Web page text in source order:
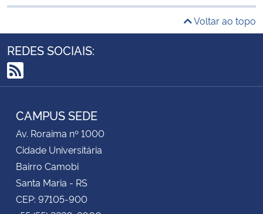
Voltar ao topo
REDES SOCIAIS:
RSS
CAMPUS SEDE
Av. Roraima nº 1000
Cidade Universitária
Bairro Camobi
Santa Maria - RS
CEP: 97105-900